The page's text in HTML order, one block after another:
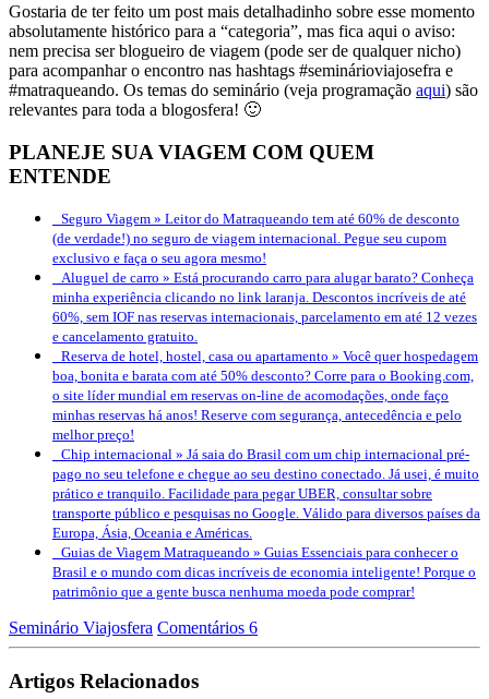
Gostaria de ter feito um post mais detalhadinho sobre esse momento
absolutamente histórico para a “categoria”, mas fica aqui o aviso:
nem precisa ser blogueiro de viagem (pode ser de qualquer nicho)
para acompanhar o encontro nas hashtags #seminárioviajosefra e
#matraqueando. Os temas do seminário (veja programação aqui) são
relevantes para toda a blogosfera! 🙂
PLANEJE SUA VIAGEM COM QUEM
ENTENDE
Seguro Viagem » Leitor do Matraqueando tem até 60% de desconto
(de verdade!) no seguro de viagem internacional. Pegue seu cupom
exclusivo e faça o seu agora mesmo!
Aluguel de carro » Está procurando carro para alugar barato? Conheça
minha experiência clicando no link laranja. Descontos incríveis de até
60%, sem IOF nas reservas internacionais, parcelamento em até 12 vezes
e cancelamento gratuito.
Reserva de hotel, hostel, casa ou apartamento » Você quer hospedagem
boa, bonita e barata com até 50% desconto? Corre para o Booking.com,
o site líder mundial em reservas on-line de acomodações, onde faço
minhas reservas há anos! Reserve com segurança, antecedência e pelo
melhor preço!
Chip internacional » Já saia do Brasil com um chip internacional pré-
pago no seu telefone e chegue ao seu destino conectado. Já usei, é muito
prático e tranquilo. Facilidade para pegar UBER, consultar sobre
transporte público e pesquisas no Google. Válido para diversos países da
Europa, Ásia, Oceania e Américas.
Guias de Viagem Matraqueando » Guias Essenciais para conhecer o
Brasil e o mundo com dicas incríveis de economia inteligente! Porque o
patrimônio que a gente busca nenhuma moeda pode comprar!
Seminário Viajosfera Comentários 6
Artigos Relacionados